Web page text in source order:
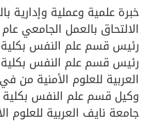
الالتحاق بالعمل الجامعي عام 1983حتى تاريخه .
رئيس قسم علم النفس بكلية
رئيس قسم علم النفس بكلية
العربية للعلوم الأمنية من في
وكيل قسم علم النفس بكلية
جامعة نايف العربية للعلوم الأمنية. من